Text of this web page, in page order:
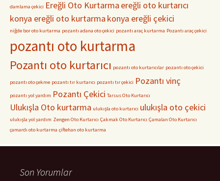
damlama çekici Ereğli Oto Kurtarma ereğli oto kurtarıcı
konya ereğli oto kurtarma konya ereğli çekici
niğde bor oto kurtarma pozantı adana oto çekici pozantı araç kurtarma Pozantı araç çekici
pozantı oto kurtarma
Pozantı oto kurtarıcı pozantı oto kurtarıcılar pozantı oto çekici
pozantı oto çekme pozantı tır kurtarıcı pozantı tır çekici Pozantı vinç
pozantı yol yardım Pozantı Çekici Tarsus Oto Kurtarıcı
Ulukışla Oto kurtarma ulukışla oto kurtarıcı ulukışla oto çekici
ulukışla yol yardım Zengen Oto Kurtarıcı Çakmak Oto Kurtarıcı Çamalan Oto Kurtarıcı
çamardı oto kurtarma çiftehan oto kurtarma
Son Yorumlar